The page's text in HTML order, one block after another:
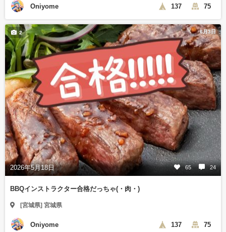
Oniyome 137 75
6月3日
2026年5月18日 65 24
2
BBQインストラクター合格だっちゃ(・肉・)
[宮城県] 宮城県
Oniyome 137 75